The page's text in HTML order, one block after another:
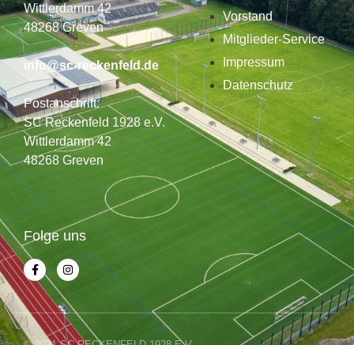
Wittlerdamm 42
48268 Greven
info@sc-reckenfeld.de
Postanschrift:
SC Reckenfeld 1928 e.V.
Wittlerdamm 42
48268 Greven
Vorstand
Mitglieder-Service
Impressum
Datenschutz
Folge uns